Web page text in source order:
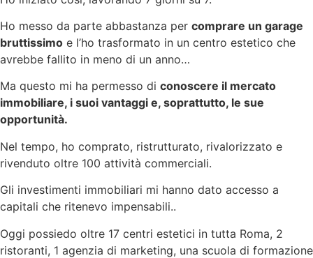
Ho messo da parte abbastanza per comprare un garage
bruttissimo e l’ho trasformato in un centro estetico che
avrebbe fallito in meno di un anno…
Ma questo mi ha permesso di conoscere il mercato
immobiliare, i suoi vantaggi e, soprattutto, le sue
opportunità.
Nel tempo, ho comprato, ristrutturato, rivalorizzato e
rivenduto oltre 100 attività commerciali.
Gli investimenti immobiliari mi hanno dato accesso a
capitali che ritenevo impensabili..
Oggi possiedo oltre 17 centri estetici in tutta Roma, 2
ristoranti, 1 agenzia di marketing, una scuola di formazione